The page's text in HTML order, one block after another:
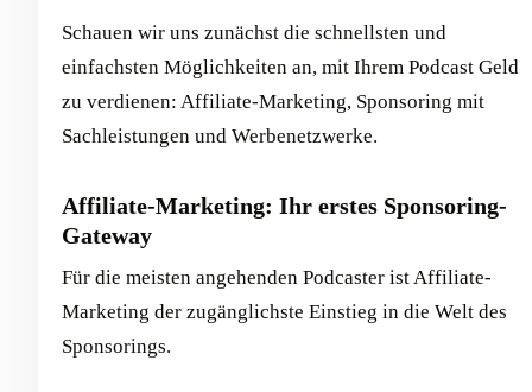
Schauen wir uns zunächst die schnellsten und
einfachsten Möglichkeiten an, mit Ihrem Podcast Geld
zu verdienen: Affiliate-Marketing, Sponsoring mit
Sachleistungen und Werbenetzwerke.
Affiliate-Marketing: Ihr erstes Sponsoring-
Gateway
Für die meisten angehenden Podcaster ist Affiliate-
Marketing der zugänglichste Einstieg in die Welt des
Sponsorings.